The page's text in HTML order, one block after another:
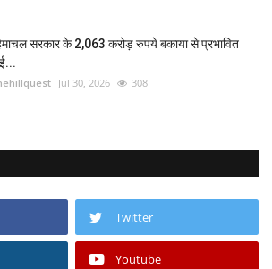
सरकार के 2,063 करोड़ रुपये बकाया से प्रभावित
Jul 30, 2026 308
Twitter
Youtube